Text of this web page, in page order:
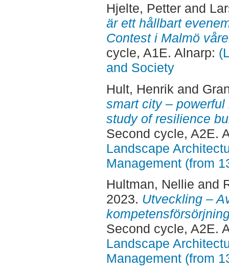
Hjelte, Petterand
är ett hållbart
Contest i Malmö
cycle, A1E. Alnarp:
and Society
Hult, Henrik and
smart city –
study of resilience
Second cycle, A2E.
Landscape
Management (from
Hultman, Nellie and
2023. Utveckling –
Second cycle, A2E.
Landscape
Management (from